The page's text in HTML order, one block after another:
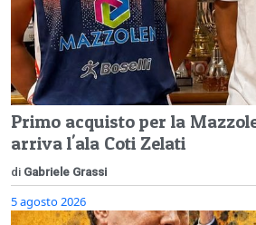
Primo acquisto per la
arriva l'ala Coti Zelati
di Gabriele Grassi
5 agosto 2026